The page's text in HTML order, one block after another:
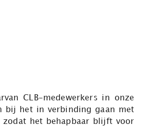
CLB-medewerkers in onze
bij het in verbinding gaan met
zodat het behapbaar blijft voor